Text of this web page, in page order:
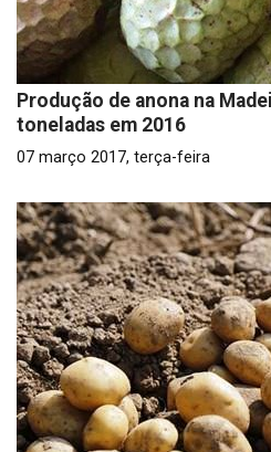
Produção de anona na
toneladas em 2016
07 março 2017, terça-feira